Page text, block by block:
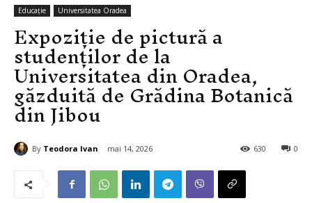
Educație Universitatea Oradea
Expoziție de pictură a
studenților de la
Universitatea din Oradea,
găzduită de Grădina Botanică
din Jibou
By Teodora Ivan mai 14, 2026 0
630